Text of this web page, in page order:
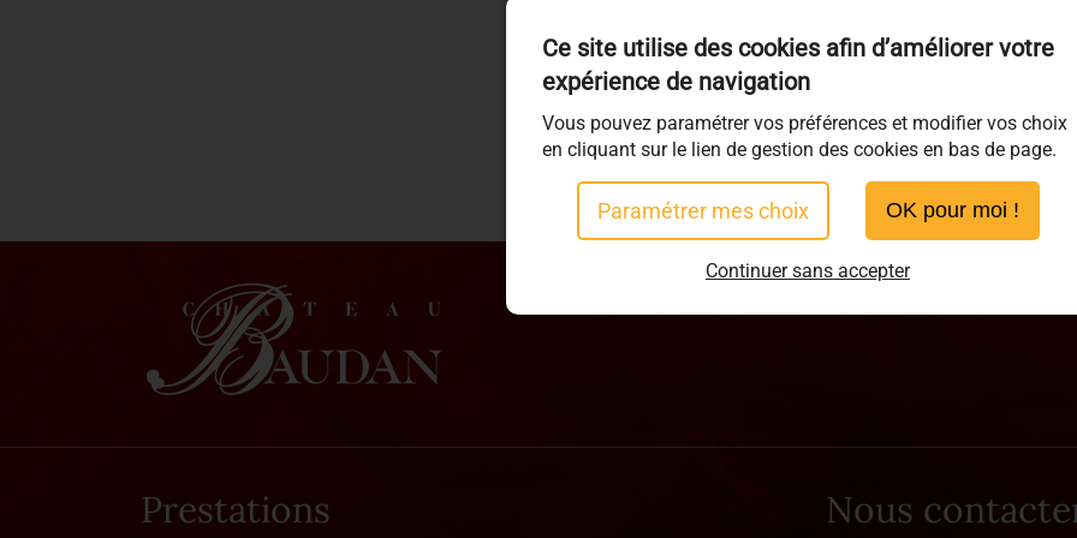
Prestations Nous
Ce site utilise des cookies afin d’améliorer votre
expérience de navigation
Vous pouvez paramétrer vos préférences et modifier vos choix
en cliquant sur le lien de gestion des cookies en bas de page.
Paramétrer mes choix OK pour moi !
Continuer sans accepter